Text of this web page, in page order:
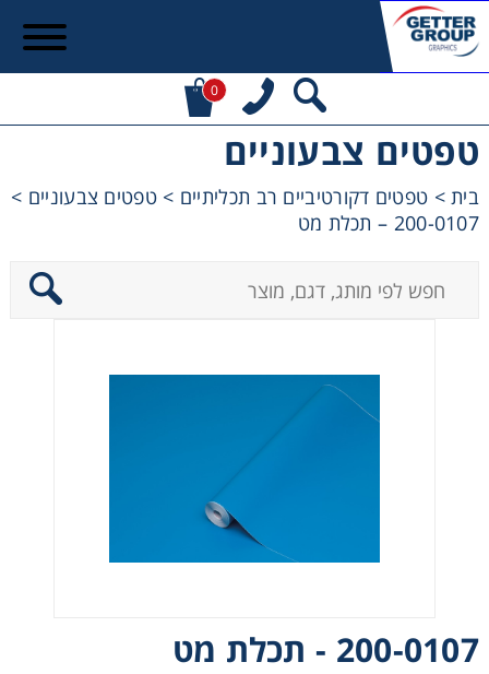
0
טפטים צבעוניים
בית> טפטים דקורטיביים רב תכליתיים >טפטים צבעוניים >
200-0107 – תכלת מט
200-0107 - תכלת מט
אני מאשר קבלת חומרים פרסומים מגטר